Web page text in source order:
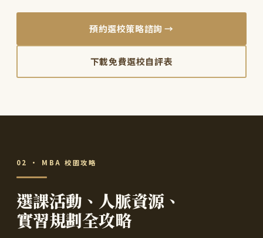
預約選校策略諮詢 →
下載免費選校自評表
02 · MBA 校園攻略
選課活動、人脈資源、
實習規劃全攻略